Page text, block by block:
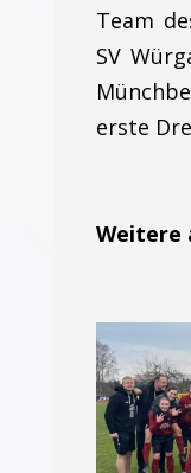
Team
SV
erste
Weitere